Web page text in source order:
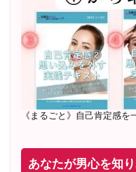
71名 随時満席
2019年6月 恋愛コ
《まるごと》自己肯定感を
あなたが男心を知